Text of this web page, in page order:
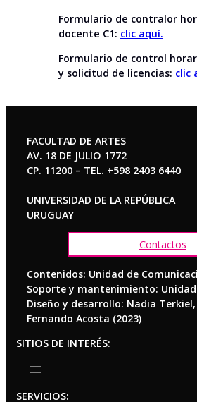
Formulario de contralor
docente C1: clic aquí.
Formulario de control
y solicitud de licencias: clic
FACULTAD DE ARTES
AV. 18 DE JULIO 1772
CP. 11200 – TEL. +598 2403 6440
UNIVERSIDAD DE LA REPÚBLICA
URUGUAY
Contactos
Contenidos: Unidad de
Soporte y mantenimiento:
Diseño y desarrollo: Nadia
Fernando Acosta (2023)
SITIOS DE INTERÉS:
SERVICIOS: